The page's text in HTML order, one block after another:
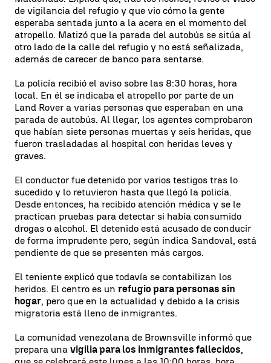
de vigilancia del refugio y que vio cómo la gente
esperaba sentada junto a la acera en el momento del
atropello. Matizó que la parada del autobús se sitúa al
otro lado de la calle del refugio y no está señalizada,
además de carecer de banco para sentarse.
La policía recibió el aviso sobre las 8:30 horas, hora
local. En él se indicaba el atropello por parte de un
Land Rover a varias personas que esperaban en una
parada de autobús. Al llegar, los agentes comprobaron
que habían siete personas muertas y seis heridas, que
fueron trasladadas al hospital con heridas leves y
graves.
El conductor fue detenido por varios testigos tras lo
sucedido y lo retuvieron hasta que llegó la policía.
Desde entonces, ha recibido atención médica y se le
practican pruebas para detectar si había consumido
drogas o alcohol. El detenido está acusado de conducir
de forma imprudente pero, según indica Sandoval, está
pendiente de que se presenten más cargos.
El teniente explicó que todavía se contabilizan los
heridos. El centro es un refugio para personas sin
hogar, pero que en la actualidad y debido a la crisis
migratoria está lleno de inmigrantes.
La comunidad venezolana de Brownsville informó que
prepara una vigilia para los inmigrantes fallecidos,